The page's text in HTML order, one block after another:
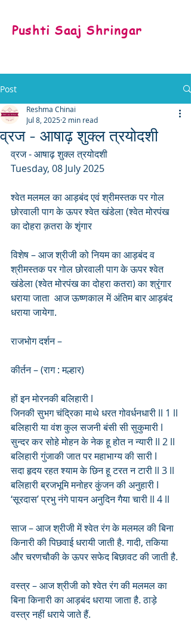
Pushti Saaj Shringar
Post
व्रज - आषाढ़ शुक्ल त्रयोदशी
Reshma Chinai
Jul 8, 2025 2 min read
व्रज - आषाढ़ शुक्ल त्रयोदशी
Tuesday, 08 July 2025
श्वेत मलमल का आड़बंद एवं श्रीमस्तक पर गोल
छोरवाली पाग के ऊपर श्वेत खंडेला (श्वेत मोरपंख
का दोहरा क़तरा के शृंगार
विशेष – आज श्रीजी को नियम का आड़बंद व
श्रीमस्तक पर गोल छोरवाली पाग के ऊपर श्वेत
खंडेला (श्वेत मोरपंख का दोहरा कतरा) का श्रृंगार
धराया जाता  आज ऊष्णकाल में अंतिम बार आड़बंद
धराया जायेगा.
राजभोग दर्शन –
कीर्तन – (राग : मल्हार)
हों इन मोरनकी बलिहारी l
जिनकी सुभग चंद्रिका माथे धरत गोवर्धनधारी ll 1 ll
बलिहारी या वंश कुल सजनी बंसी सी सुकुमारी l
सुन्दर कर सोहे मोहन के नेक हू होत न न्यारी ll 2 ll
बलिहारी गुंजाकी जात पर महाभाग्य की सारी l
सदा हृदय रहत श्याम के छिन हू टरत न टारी ll 3 ll
बलिहारी ब्रजभूमि मनोहर कुंजन की अनुहारी l
‘सूरदास’ प्रभु नंगे पायन अनुदिन गैया चारी ll 4 ll
साज – आज श्रीजी में श्वेत रंग के मलमल की बिना
किनारी की पिछवाई धरायी जाती है. गादी, तकिया
और चरणचौकी के ऊपर सफेद बिछावट की जाती है.
वस्त्र – आज श्रीजी को श्वेत रंग की मलमल का
बिना किनारी का आड़बंद धराया जाता है. ठाड़े
वस्त्र नहीं धराये जाते हैं.